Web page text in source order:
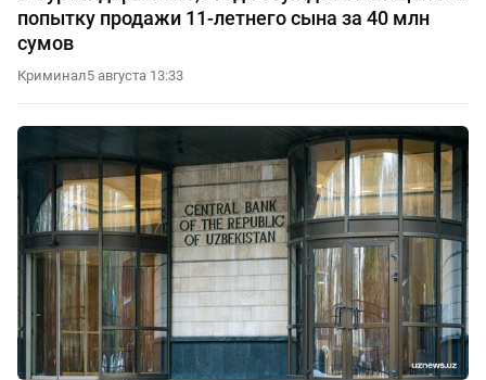
попытку продажи 11-летнего сына за 40 млн
сумов
Криминал5 августа 13:33